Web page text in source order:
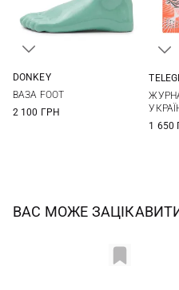
DONKEY
ВАЗА FOOT
2 100 ГРН
1 650
ВАС МОЖЕ